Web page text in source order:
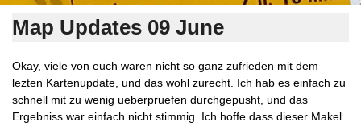
Map Updates 09 June
Okay, viele von euch waren nicht so ganz zufrieden mit dem
lezten Kartenupdate, und das wohl zurecht. Ich hab es einfach zu
schnell mit zu wenig ueberpruefen durchgepusht, und das
Ergebniss war einfach nicht stimmig. Ich hoffe dass dieser Makel